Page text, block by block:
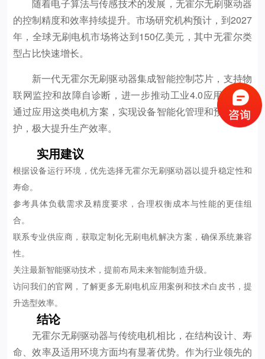
随着电子算法与传感技术的发展，无霍尔无刷驱动器
的控制精度和效率持续提升。市场研究机构预计，到2027
年，全球无刷电机市场将达到150亿美元，其中无霍尔类
型占比快速增长。
新一代无霍尔无刷驱动器集成智能控制芯片，支持物
联网监控和故障自诊断，进一步推动工业4.0应用。企业
通过应用这类电机方案，实现设备智能化管理和预防性维
护，极大提升生产效率。
实用建议
根据设备运行环境，优先选择无霍尔无刷驱动器以提升稳定性和
寿命。
参考具体负载需求及精度要求，合理权衡成本与性能的更佳组
合。
联系专业供应商，获取定制化无刷电机解决方案，确保系统兼容
性。
关注最新智能驱动技术，提前布局未来智能制造升级。
访问我们的官网，了解更多无刷电机应用案例和技术白皮书，提
升选型效率。
结论
无霍尔无刷驱动器与传统电机相比，在结构设计、寿
命、效率及适用环境方面均有显著优势。作为行业领先的